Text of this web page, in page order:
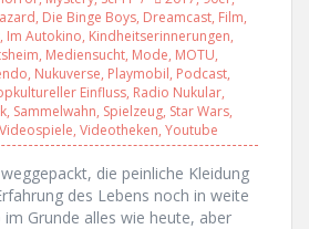
, Die Binge Boys, Dreamcast, Film,
, Im Autokino, Kindheitserinnerungen,
, Mediensucht, Mode, MOTU,
, Nukuverse, Playmobil, Podcast,
Einfluss, Radio Nukular,
, Sammelwahn, Spielzeug, Star Wars,
Videospiele, Videotheken, Youtube
die peinliche Kleidung
des Lebens noch in weite
im Grunde alles wie heute, aber